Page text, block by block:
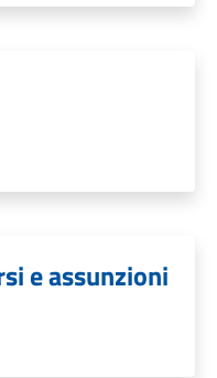
e assunzioni